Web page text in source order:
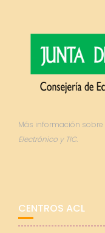
Más información sobre
Electrónico y TIC.
CENTROS ACL